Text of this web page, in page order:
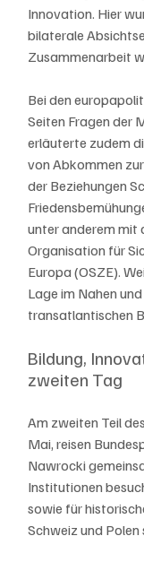
Innovation. Hier
bilaterale
Zusammenarbeit
Bei den
Seiten Fragen der
erläuterte zudem
von Abkommen
der Beziehungen
unter anderem mit
Organisation für
Europa (OSZE).
Lage im Nahen
transatlantischen
Bildung,
zweiten Tag
Am zweiten Teil
Mai, reisen
Nawrocki
Institutionen
sowie für
Schweiz und Polen